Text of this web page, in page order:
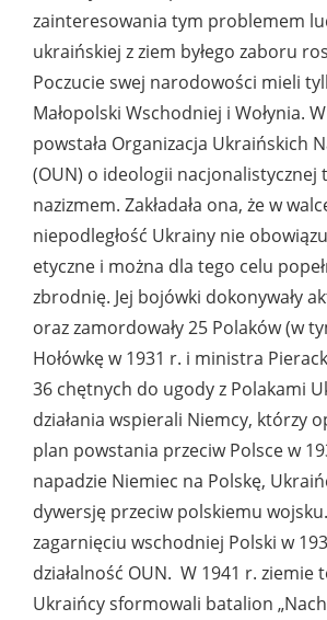
zainteresowania tym problemem
ukraińskiej z ziem byłego zaboru
Poczucie swej narodowości mieli
Małopolski Wschodniej i Wołynia.
powstała Organizacja Ukraińskich
(OUN) o ideologii nacjonalistycznej
nazizmem. Zakładała ona, że w
niepodległość Ukrainy nie
etyczne i można dla tego celu
zbrodnię. Jej bojówki dokonywały
oraz zamordowały 25 Polaków (w
Hołówkę w 1931 r. i ministra
36 chętnych do ugody z Polakami
działania wspierali Niemcy, którzy
plan powstania przeciw Polsce w
napadzie Niemiec na Polskę,
dywersję przeciw polskiemu
zagarnięciu wschodniej Polski w
działalność OUN. W 1941 r. ziemie
Ukraińcy sformowali batalion